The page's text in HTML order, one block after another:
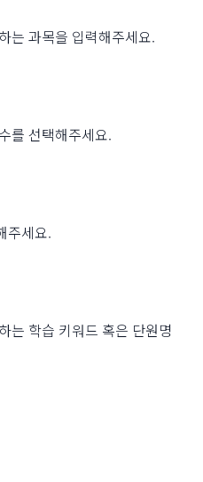
는 과목을 입력해주세요.
를 선택해주세요.
주세요.
는 학습 키워드 혹은 단원명